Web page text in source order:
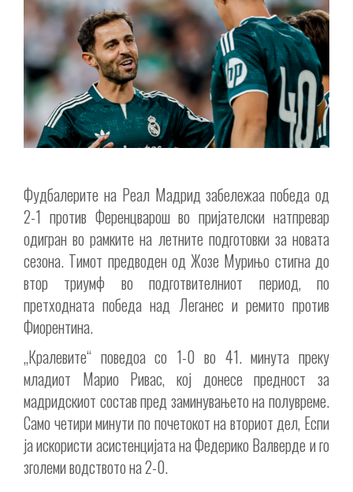
Фудбалерите на Реал Мадрид забележаа победа од
2-1 против Ференцварош во пријателски натпревар
одигран во рамките на летните подготовки за новата
сезона. Тимот предводен од Жозе Мурињо стигна до
втор триумф во подготвителниот период, по
претходната победа над Леганес и ремито против
Фиорентина.
„Кралевите“ поведоа со 1-0 во 41. минута преку
младиот Марио Ривас, кој донесе предност за
мадридскиот состав пред заминувањето на полувреме.
Само четири минути по почетокот на вториот дел, Еспи
ја искористи асистенцијата на Федерико Валверде и го
зголеми водството на 2-0.